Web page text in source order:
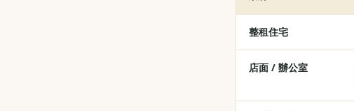
整租住宅
店面 / 辦公室